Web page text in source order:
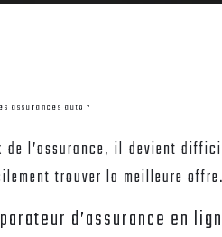
assurances auto ?
de l’assurance, il devient
trouver la meilleure
d’assurance en